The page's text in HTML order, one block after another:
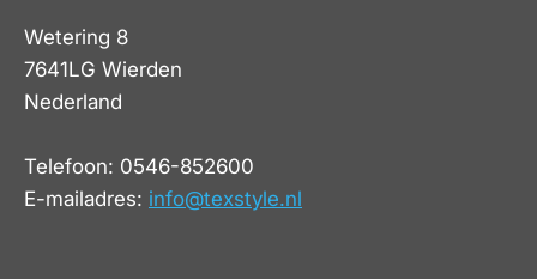
Wetering 8
7641LG Wierden
Nederland
Telefoon: 0546-852600
E-mailadres: info@texstyle.nl